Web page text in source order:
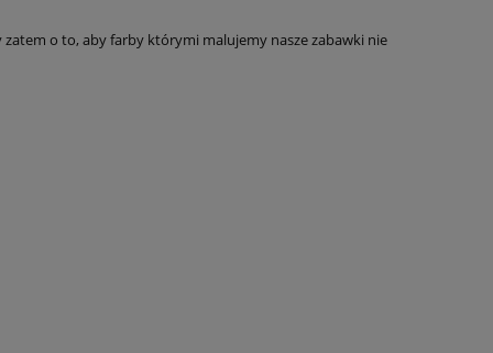
o to, aby farby którymi malujemy nasze zabawki nie